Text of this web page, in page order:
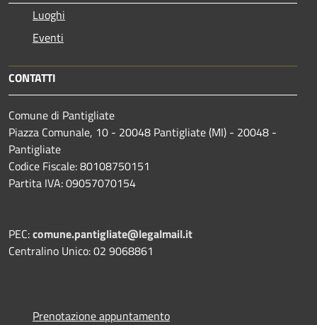
Luoghi
Eventi
CONTATTI
Comune di Pantigliate
Piazza Comunale, 10 - 20048 Pantigliate (MI) - 20048 -
Pantigliate
Codice Fiscale: 80108750151
Partita IVA: 09057070154
PEC:comune.pantigliate@legalmail.it
Centralino Unico: 02 9068861
Prenotazione appuntamento